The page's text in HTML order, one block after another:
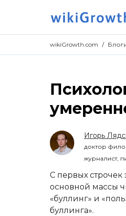
wikiGrowth.com /
Игорь
доктор
журналист,
С первых
основной массы
«буллинг» и
буллинга».